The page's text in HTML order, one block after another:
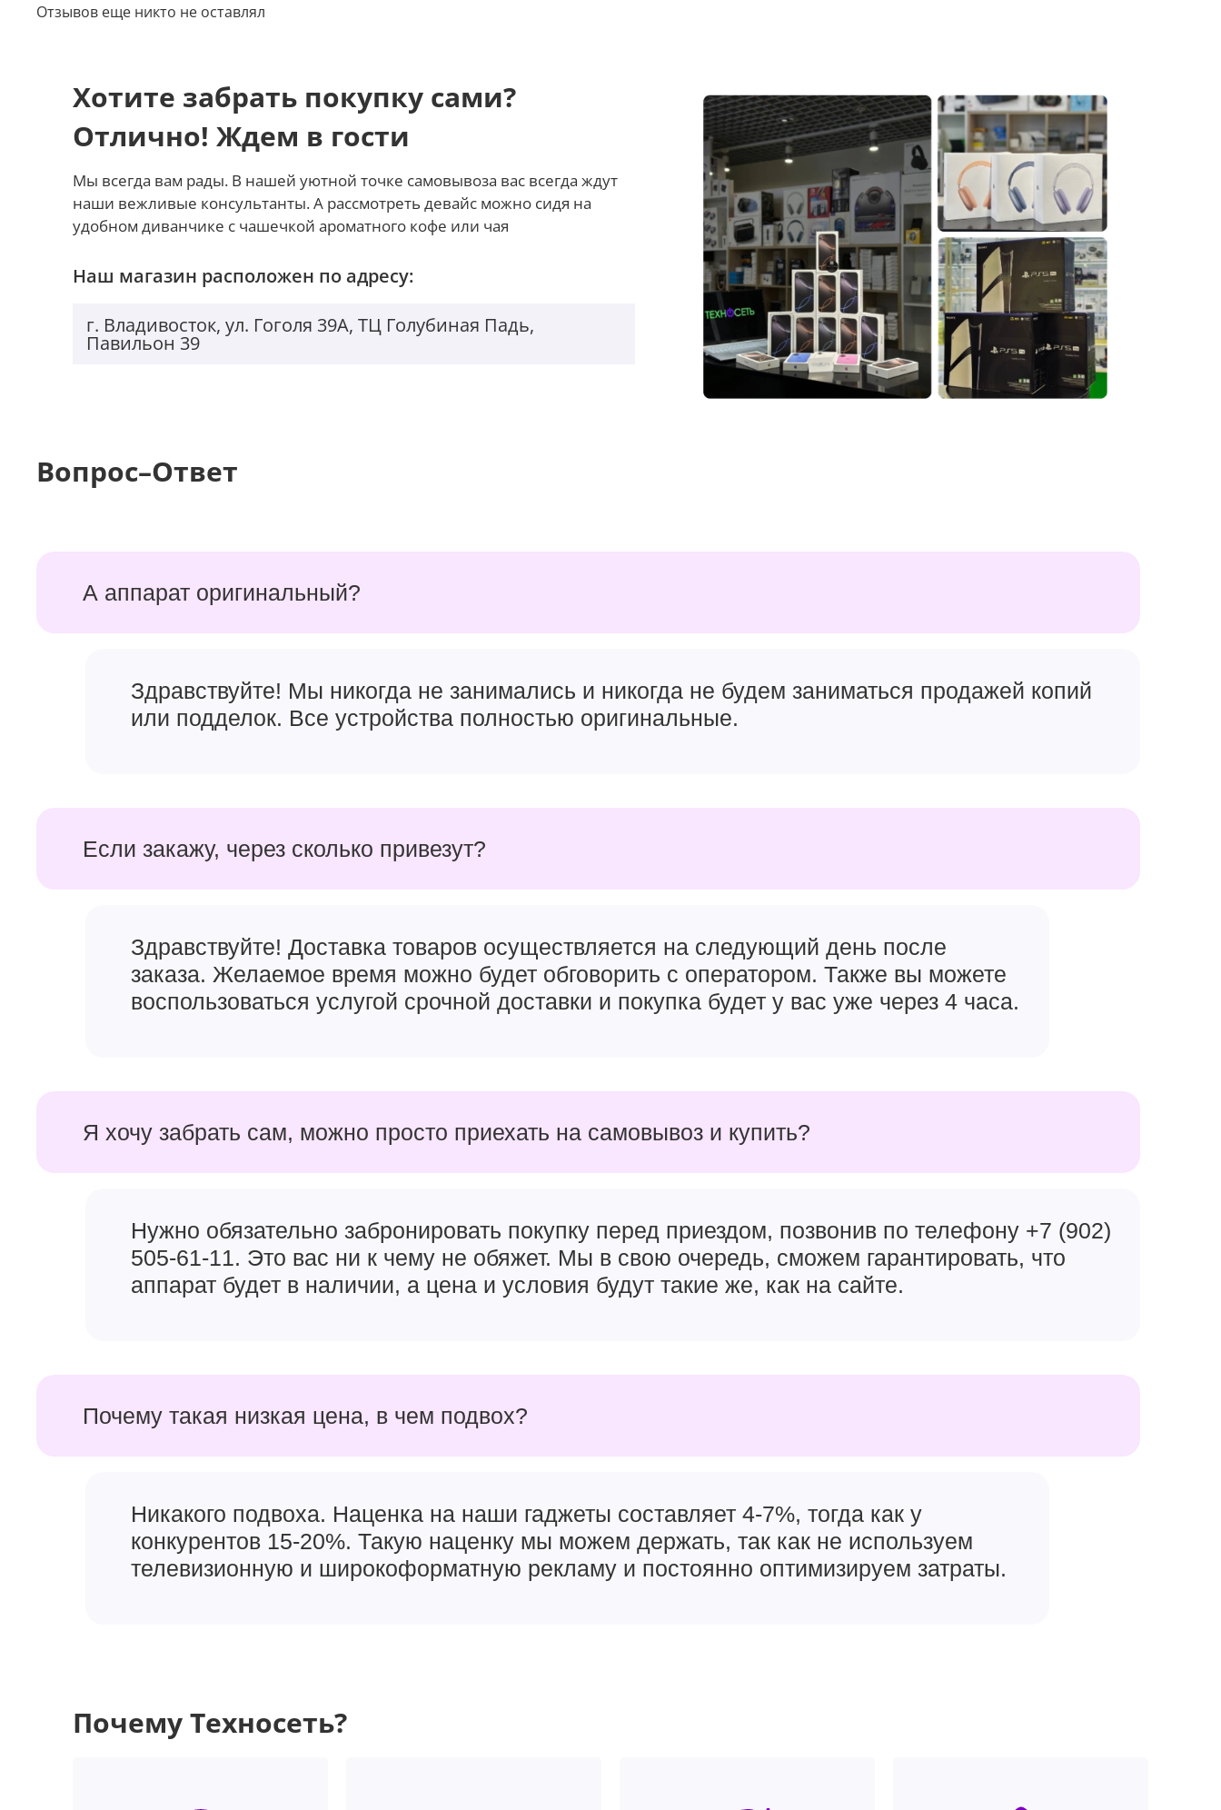
Отзывов еще никто не оставлял
Хотите забрать покупку сами?
Отлично! Ждем в гости
Мы всегда вам рады. В нашей уютной точке самовывоза вас всегда ждут
наши вежливые консультанты. А рассмотреть девайс можно сидя на
удобном диванчике с чашечкой ароматного кофе или чая
Наш магазин расположен по адресу:
г. Владивосток, ул. Гоголя 39А, ТЦ Голубиная Падь,
Павильон 39
Вопрос–Ответ
А аппарат оригинальный?
Здравствуйте! Мы никогда не занимались и никогда не будем заниматься продажей копий
или подделок. Все устройства полностью оригинальные.
Если закажу, через сколько привезут?
Здравствуйте! Доставка товаров осуществляется на следующий день после
заказа. Желаемое время можно будет обговорить с оператором. Также вы можете
воспользоваться услугой срочной доставки и покупка будет у вас уже через 4 часа.
Я хочу забрать сам, можно просто приехать на самовывоз и купить?
Нужно обязательно забронировать покупку перед приездом, позвонив по телефону +7 (902)
505-61-11. Это вас ни к чему не обяжет. Мы в свою очередь, сможем гарантировать, что
аппарат будет в наличии, а цена и условия будут такие же, как на сайте.
Почему такая низкая цена, в чем подвох?
Никакого подвоха. Наценка на наши гаджеты составляет 4-7%, тогда как у
конкурентов 15-20%. Такую наценку мы можем держать, так как не используем
телевизионную и широкоформатную рекламу и постоянно оптимизируем затраты.
Почему Техносеть?